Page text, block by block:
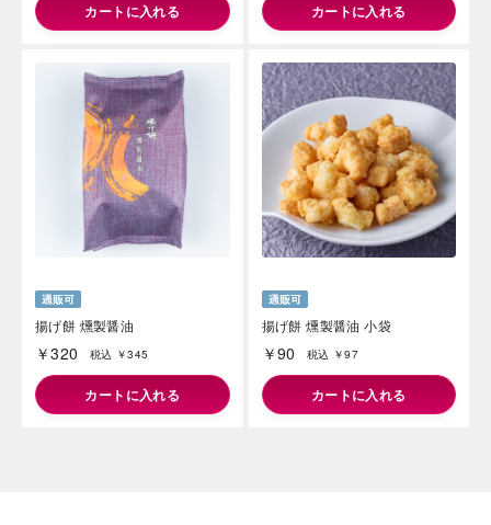
カートに入れる カートに入れる
揚げ餅 燻製醤油
￥320 税込 ￥345
カートに入れる
揚げ餅 燻製醤油 小袋
￥90 税込 ￥97
カートに入れる